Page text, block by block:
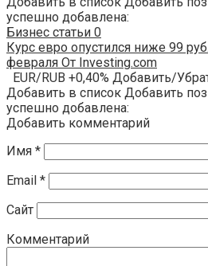
успешно добавлена:
Бизнес статьи 0
Курс евро опустился ниже 99
февраля От Investing.com
EUR/RUB +0,40% Добавить/
Добавить в список Добавить
успешно добавлена:
Добавить комментарий
Имя *
Email *
Сайт
Комментарий